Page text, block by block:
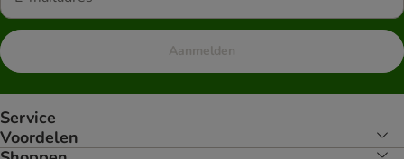
Aanmelden
Service
Voordelen